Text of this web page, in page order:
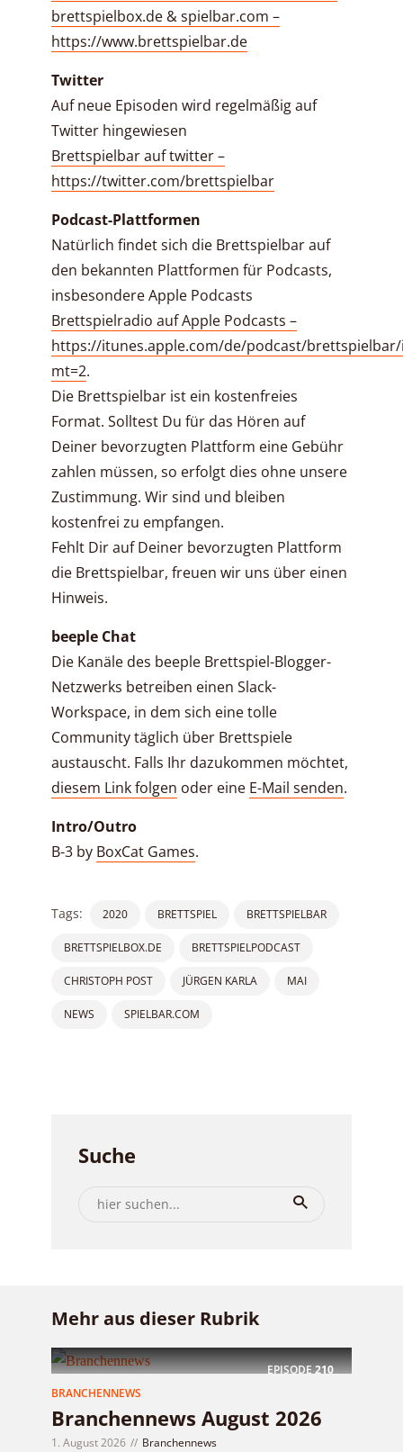
brettspielbox.de & spielbar.com –
https://www.brettspielbar.de
Twitter
Auf neue Episoden wird regelmäßig auf
Twitter hingewiesen
Brettspielbar auf twitter –
https://twitter.com/brettspielbar
Podcast-Plattformen
Natürlich findet sich die Brettspielbar auf
den bekannten Plattformen für Podcasts,
insbesondere Apple Podcasts
Brettspielradio auf Apple Podcasts –
https://itunes.apple.com/de/podcast/brettspielbar/
mt=2.
Die Brettspielbar ist ein kostenfreies
Format. Solltest Du für das Hören auf
Deiner bevorzugten Plattform eine Gebühr
zahlen müssen, so erfolgt dies ohne unsere
Zustimmung. Wir sind und bleiben
kostenfrei zu empfangen.
Fehlt Dir auf Deiner bevorzugten Plattform
die Brettspielbar, freuen wir uns über einen
Hinweis.
beeple Chat
Die Kanäle des beeple Brettspiel-Blogger-
Netzwerks betreiben einen Slack-
Workspace, in dem sich eine tolle
Community täglich über Brettspiele
austauscht. Falls Ihr dazukommen möchtet,
diesem Link folgen oder eine E-Mail senden.
Intro/Outro
B-3 by BoxCat Games.
Tags: 2020 BRETTSPIEL BRETTSPIELBAR
BRETTSPIELBOX.DE BRETTSPIELPODCAST
CHRISTOPH POST JÜRGEN KARLA MAI
NEWS SPIELBAR.COM
Suche
Mehr aus dieser Rubrik
EPISODE210
BRANCHENNEWS
Branchennews August 2026
1. August 2026 Branchennews